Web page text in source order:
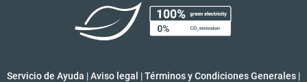
Servicio de Ayuda |Aviso legal |Términos y Condiciones Generales |